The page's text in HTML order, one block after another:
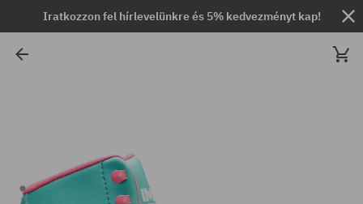
Iratkozzon fel hírlevelünkre és 5% kedvezményt kap!